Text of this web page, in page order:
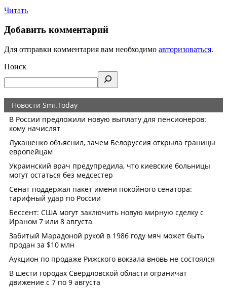
Читать
Добавить комментарий
Для отправки комментария вам необходимо авторизоваться.
Поиск